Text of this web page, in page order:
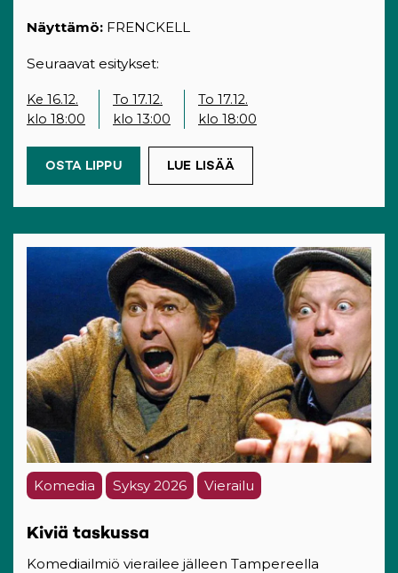
Näyttämö: FRENCKELL
Seuraavat esitykset:
Ke 16.12.
klo 18:00
To 17.12.
klo 13:00
To 17.12.
klo 18:00
OSTA LIPPU(OPENS IN A NEW TAB)
LUE LISÄÄ
Komedia Syksy 2026 Vierailu
Kiviä taskussa
Komediailmiö vierailee jälleen Tampereella